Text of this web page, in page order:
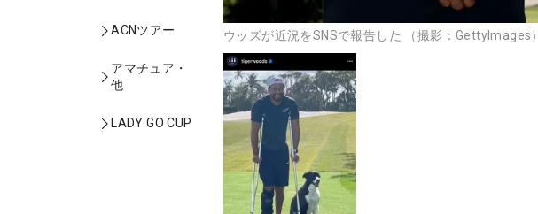
ACNツアー
アマチュア・
他
LADY GO CUP
ウッズが近況をSNSで報告した （撮影：GettyImages）